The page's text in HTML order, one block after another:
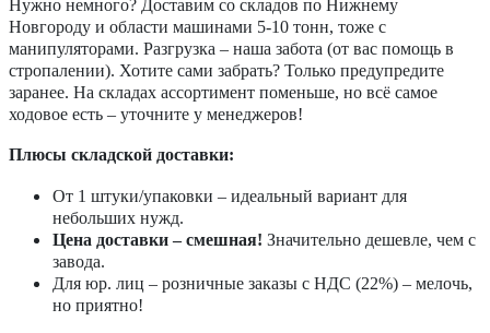
Нужно немного? Доставим со складов по Нижнему
Новгороду и области машинами 5-10 тонн, тоже с
манипуляторами. Разгрузка – наша забота (от вас помощь в
стропалении). Хотите сами забрать? Только предупредите
заранее. На складах ассортимент поменьше, но всё самое
ходовое есть – уточните у менеджеров!
Плюсы складской доставки:
От 1 штуки/упаковки – идеальный вариант для
небольших нужд.
Цена доставки – смешная! Значительно дешевле, чем с
завода.
Для юр. лиц – розничные заказы с НДС (22%) – мелочь,
но приятно!